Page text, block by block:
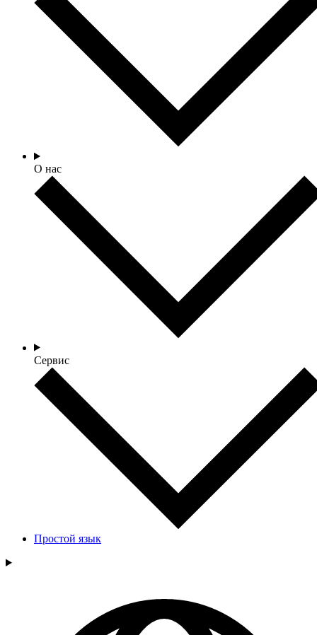
О нас
Сервис
Простой язык